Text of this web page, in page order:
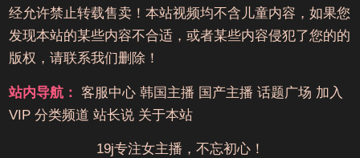
经允许禁止转载售卖！本站视频均不含儿童内容，如果您
发现本站的某些内容不合适，或者某些内容侵犯了您的的
版权，请联系我们删除！
站内导航： 客服中心 韩国主播 国产主播 话题广场 加入
VIP 分类频道 站长说 关于本站
19j专注女主播，不忘初心！